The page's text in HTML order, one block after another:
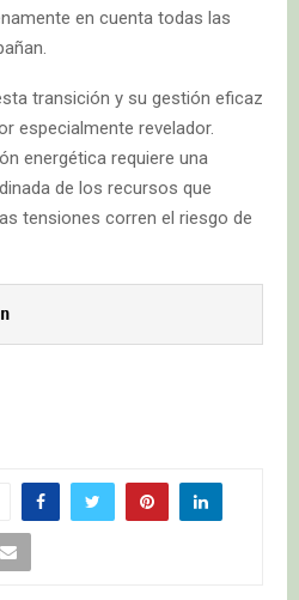
en cuenta todas las
transición y su gestión eficaz
especialmente revelador.
energética requiere una
de los recursos que
tensiones corren el riesgo de